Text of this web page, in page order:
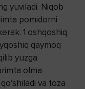
yuviladi. Niqob
pomidorni
1 oshqoshiq
qaymoq
yuzga
olma
va toza